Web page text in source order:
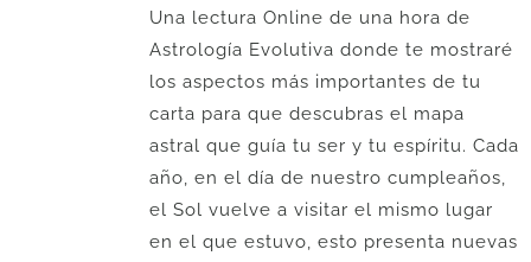
Una lectura Online de una hora de
Astrología Evolutiva donde te mostraré
los aspectos más importantes de tu
carta para que descubras el mapa
astral que guía tu ser y tu espíritu. Cada
año, en el día de nuestro cumpleaños,
el Sol vuelve a visitar el mismo lugar
en el que estuvo, esto presenta nuevas